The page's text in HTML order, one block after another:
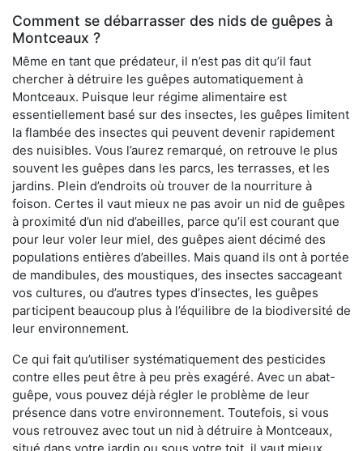
Comment se débarrasser des nids de guêpes à
Montceaux ?
Même en tant que prédateur, il n’est pas dit qu’il faut
chercher à détruire les guêpes automatiquement à
Montceaux. Puisque leur régime alimentaire est
essentiellement basé sur des insectes, les guêpes limitent
la flambée des insectes qui peuvent devenir rapidement
des nuisibles. Vous l’aurez remarqué, on retrouve le plus
souvent les guêpes dans les parcs, les terrasses, et les
jardins. Plein d’endroits où trouver de la nourriture à
foison. Certes il vaut mieux ne pas avoir un nid de guêpes
à proximité d’un nid d’abeilles, parce qu’il est courant que
pour leur voler leur miel, des guêpes aient décimé des
populations entières d’abeilles. Mais quand ils ont à portée
de mandibules, des moustiques, des insectes saccageant
vos cultures, ou d’autres types d’insectes, les guêpes
participent beaucoup plus à l’équilibre de la biodiversité de
leur environnement.
Ce qui fait qu’utiliser systématiquement des pesticides
contre elles peut être à peu près exagéré. Avec un abat-
guêpe, vous pouvez déjà régler le problème de leur
présence dans votre environnement. Toutefois, si vous
vous retrouvez avec tout un nid à détruire à Montceaux,